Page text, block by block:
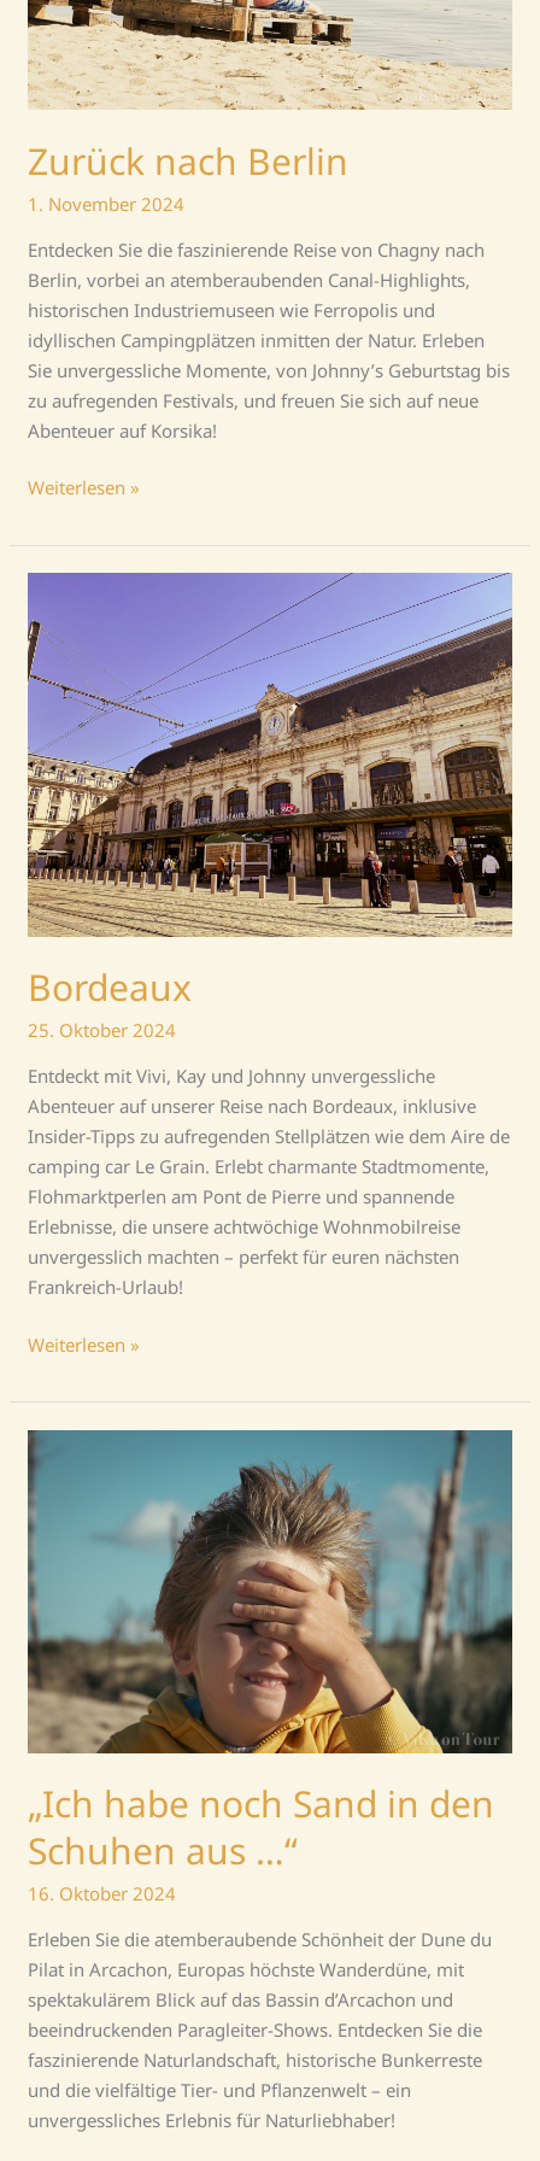
Zurück nach Berlin
1. November 2024
Entdecken Sie die faszinierende Reise von Chagny nach
Berlin, vorbei an atemberaubenden Canal-Highlights,
historischen Industriemuseen wie Ferropolis und
idyllischen Campingplätzen inmitten der Natur. Erleben
Sie unvergessliche Momente, von Johnny’s Geburtstag bis
zu aufregenden Festivals, und freuen Sie sich auf neue
Abenteuer auf Korsika!
Weiterlesen »
Bordeaux
25. Oktober 2024
Entdeckt mit Vivi, Kay und Johnny unvergessliche
Abenteuer auf unserer Reise nach Bordeaux, inklusive
Insider-Tipps zu aufregenden Stellplätzen wie dem Aire de
camping car Le Grain. Erlebt charmante Stadtmomente,
Flohmarktperlen am Pont de Pierre und spannende
Erlebnisse, die unsere achtwöchige Wohnmobilreise
unvergesslich machten – perfekt für euren nächsten
Frankreich-Urlaub!
Weiterlesen »
„Ich habe noch Sand in den
Schuhen aus …“
16. Oktober 2024
Erleben Sie die atemberaubende Schönheit der Dune du
Pilat in Arcachon, Europas höchste Wanderdüne, mit
spektakulärem Blick auf das Bassin d’Arcachon und
beeindruckenden Paragleiter-Shows. Entdecken Sie die
faszinierende Naturlandschaft, historische Bunkerreste
und die vielfältige Tier- und Pflanzenwelt – ein
unvergessliches Erlebnis für Naturliebhaber!
„Ich
habe
noch
Sand
in
den
Schuhen
aus
…“